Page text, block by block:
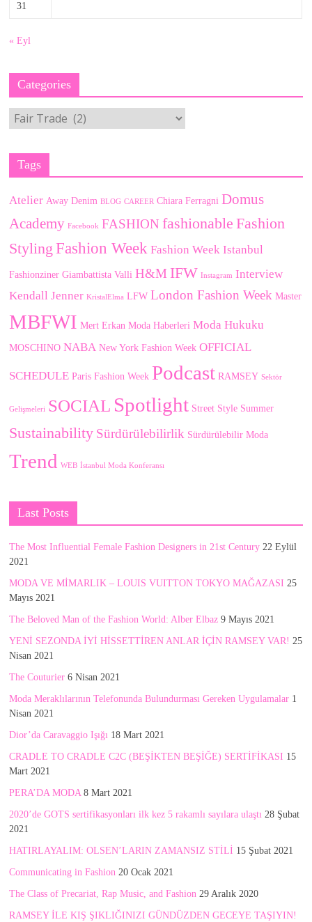
31
« Eyl
Categories
Categories
Tags
Atelier Away Denim BLOG CAREER Chiara Ferragni Domus
Academy Facebook FASHION fashionable Fashion
Styling Fashion Week Fashion Week Istanbul
Fashionziner Giambattista Valli H&M IFW Instagram Interview
Kendall Jenner KristalElma LFW London Fashion Week Master
MBFWI Mert Erkan Moda Haberleri Moda Hukuku
MOSCHINO NABA New York Fashion Week OFFICIAL
SCHEDULE Paris Fashion Week Podcast RAMSEY Sektör
Gelişmeleri SOCIAL Spotlight Street Style Summer
Sustainability Sürdürülebilirlik Sürdürülebilir Moda
Trend WEB İstanbul Moda Konferansı
Last Posts
The Most Influential Female Fashion Designers in 21st Century 22 Eylül
2021
MODA VE MİMARLIK – LOUIS VUITTON TOKYO MAĞAZASI 25
Mayıs 2021
The Beloved Man of the Fashion World: Alber Elbaz 9 Mayıs 2021
YENİ SEZONDA İYİ HİSSETTİREN ANLAR İÇİN RAMSEY VAR! 25
Nisan 2021
The Couturier 6 Nisan 2021
Moda Meraklılarının Telefonunda Bulundurması Gereken Uygulamalar 1
Nisan 2021
Dior’da Caravaggio Işığı 18 Mart 2021
CRADLE TO CRADLE C2C (BEŞİKTEN BEŞİĞE) SERTİFİKASI 15
Mart 2021
PERA’DA MODA 8 Mart 2021
2020’de GOTS sertifikasyonları ilk kez 5 rakamlı sayılara ulaştı 28 Şubat
2021
HATIRLAYALIM: OLSEN’LARIN ZAMANSIZ STİLİ 15 Şubat 2021
Communicating in Fashion 20 Ocak 2021
The Class of Precariat, Rap Music, and Fashion 29 Aralık 2020
RAMSEY İLE KIŞ ŞIKLIĞINIZI GÜNDÜZDEN GECEYE TAŞIYIN!